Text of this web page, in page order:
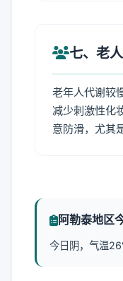
七、老
老年人代谢较
减少刺激性化
意防滑，尤其
阿勒泰地区
今日阴，气温